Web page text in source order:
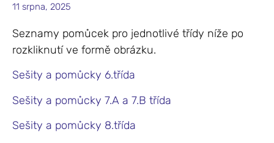
11 srpna, 2025
Seznamy pomůcek pro jednotlivé třídy níže po
rozkliknutí ve formě obrázku.
Sešity a pomůcky 6.třída
Sešity a pomůcky 7.A a 7.B třída
Sešity a pomůcky 8.třída